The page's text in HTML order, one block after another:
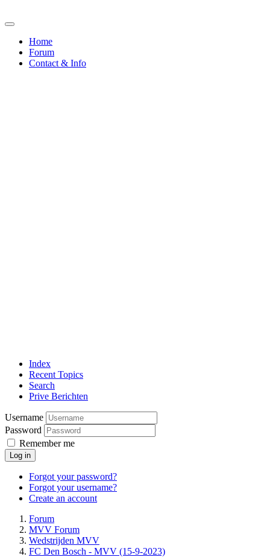
Home
Forum
Contact & Info
Index
Recent Topics
Search
Prive Berichten
Username
Password
Remember me
Log in
Forgot your password?
Forgot your username?
Create an account
Forum
MVV Forum
Wedstrijden MVV
FC Den Bosch - MVV (15-9-2023)